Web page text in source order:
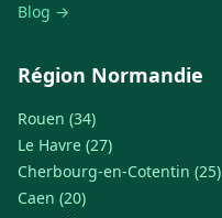
Blog →
Région Normandie
Rouen (34)
Le Havre (27)
Cherbourg-en-Cotentin (25)
Caen (20)